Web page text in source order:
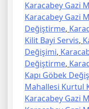
Karacabey Gazi
Karacabey Gazi
Değiştirme,
Kilit Bayi Servis,
Değişimi,
Değiştirme,
Kapı Göbek
Mahallesi Kurtul
Karacabey Gazi